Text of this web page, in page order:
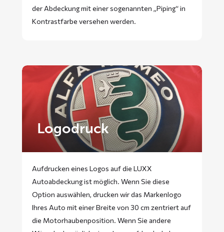
der Abdeckung mit einer sogenannten „Piping“ in
Kontrastfarbe versehen werden.
Logodruck
Aufdrucken eines Logos auf die LUXX
Autoabdeckung ist möglich. Wenn Sie diese
Option auswählen, drucken wir das Markenlogo
Ihres Auto mit einer Breite von 30 cm zentriert auf
die Motorhaubenposition. Wenn Sie andere